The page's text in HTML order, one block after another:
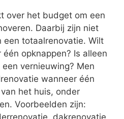
over het budget om een
Daarbij zijn niet
een totaalrenovatie. Wilt
opknappen? Is alleen
vernieuwing? Men
wanneer één
het huis, onder
Voorbeelden zijn: